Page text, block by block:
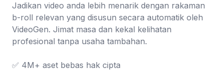
Jadikan video anda lebih menarik dengan rakaman
b-roll relevan yang disusun secara automatik oleh
VideoGen. Jimat masa dan kekal kelihatan
profesional tanpa usaha tambahan.
✅ 4M+ aset bebas hak cipta